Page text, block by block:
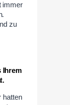
immer
zu
Ihrem
hatten